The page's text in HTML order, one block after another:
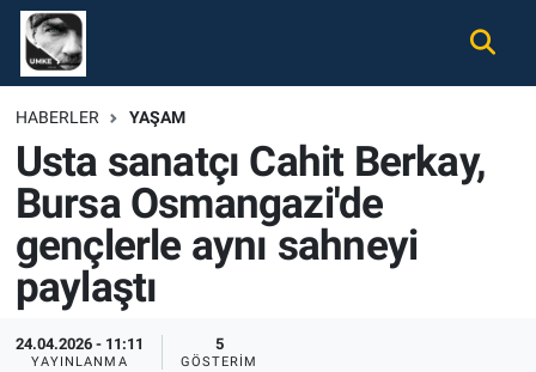
HABERLER YAŞAM
Usta sanatçı Cahit Berkay,
Bursa Osmangazi'de
gençlerle aynı sahneyi
paylaştı
24.04.2026 - 11:11
YAYINLANMA
5
GÖSTERIM
Gündem
Ekonomi
Spor
Magazin
Tüm Haberler
Nöbetçi Eczaneler
Hava Durumu
Namaz Vakitleri
Trafik Durumu
Süper Lig Puan Durumu ve Fikstür